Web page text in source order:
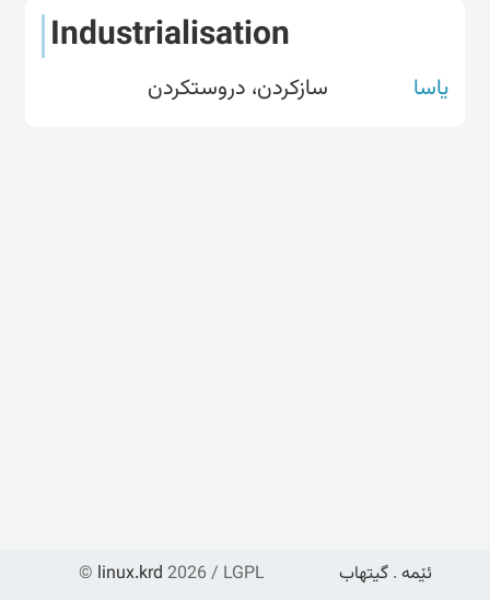
Industrialisation
یاسا سازکردن، دروستکردن
© linux.krd 2026 / LGPL ئێمە . گیتهاب